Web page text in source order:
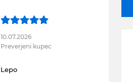
10.07.2026
Preverjeni kupec
Lepo